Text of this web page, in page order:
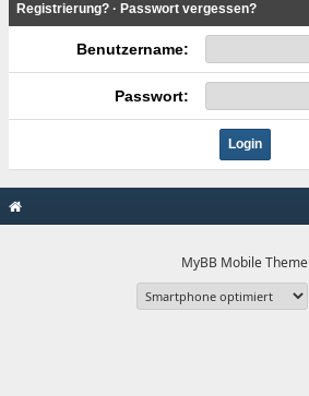
Registrierung? · Passwort vergessen?
Benutzername:
Passwort:
MyBB Mobile Theme